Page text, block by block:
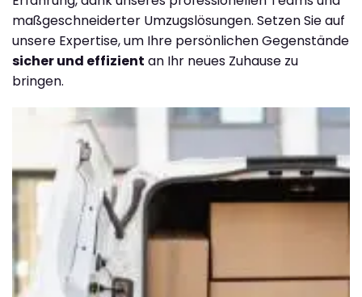
maßgeschneiderter Umzugslösungen. Setzen Sie auf
unsere Expertise, um Ihre persönlichen Gegenstände
sicher und effizient an Ihr neues Zuhause zu
bringen.